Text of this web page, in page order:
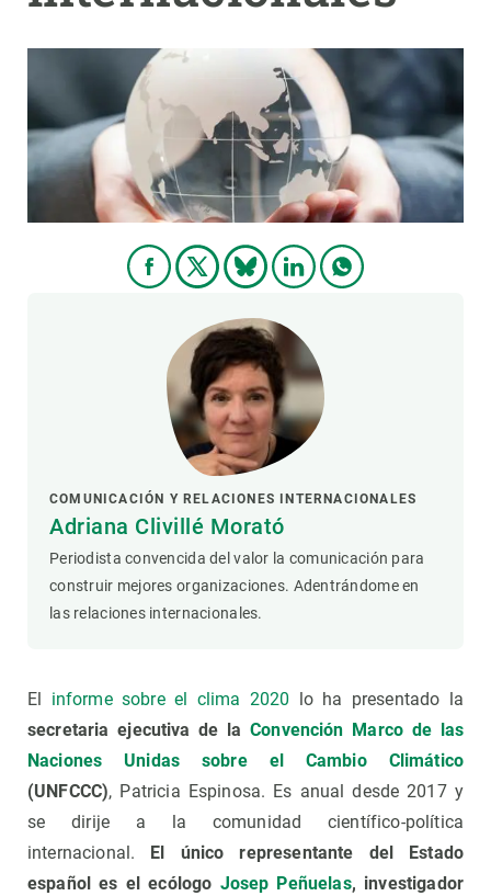
COMUNICACIÓN Y RELACIONES INTERNACIONALES
Adriana Clivillé Morató
Periodista convencida del valor la comunicación para
construir mejores organizaciones. Adentrándome en
las relaciones internacionales.
El informe sobre el clima 2020 lo ha presentado la
secretaria ejecutiva de laConvención Marco de las
Naciones Unidas sobre el Cambio Climático
(UNFCCC), Patricia Espinosa. Es anual desde 2017 y
se dirije a la comunidad científico-política
internacional.
El único representante del Estado
español es el ecólogo Josep Peñuelas, investigador